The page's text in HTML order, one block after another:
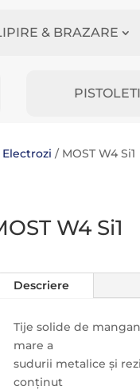
& BRAZARE
Electrozi / MOST W4 Si1
W4 Si1
Descriere
Tije solide de
mare a
sudurii metalice și
conținut